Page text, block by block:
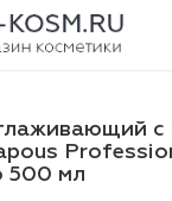
с
500 мл